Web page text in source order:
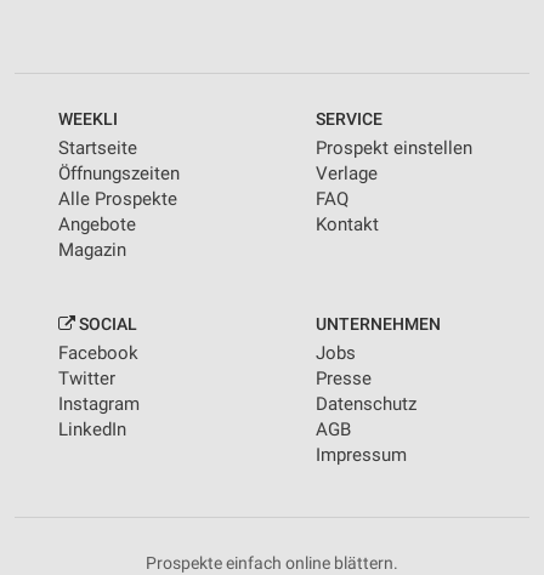
WEEKLI
Startseite
Öffnungszeiten
Alle Prospekte
Angebote
Magazin
SERVICE
Prospekt einstellen
Verlage
FAQ
Kontakt
SOCIAL
Facebook
Twitter
Instagram
LinkedIn
UNTERNEHMEN
Jobs
Presse
Datenschutz
AGB
Impressum
Prospekte einfach online blättern.